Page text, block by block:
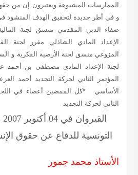
الممارسات المشبوهة ويعتبرون إن من
و في أطر جديدة لتحقيق الهدف المنشود
صفاء الدبن المقدمي منسق لجنة
الإعداد المادي الشاذلي مقرر لجنة
المزوغي منسق لجنة الأرضية الفكرية و
لجنة الإعداد المادي مصطفى بن أحمد
المؤتمر الثاني لحركة التجديد أحمد
الأساسي *كل الممضين أعضاء في اللجنة
الثاني لحركة التجديد
القيروان في 04 أكتوبر 2007
التونسية للدفاع عن حقوق
الأستاذ محمد جمور